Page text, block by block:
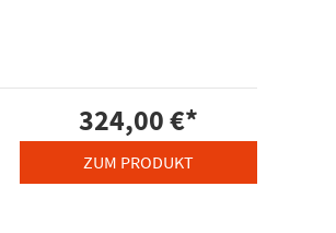
324,00 €*
ZUM PRODUKT